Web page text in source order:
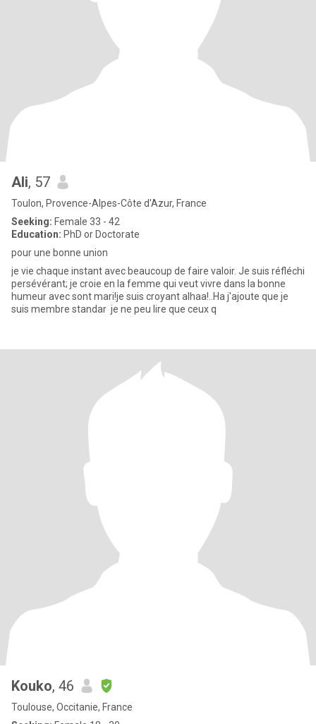
Ali, 57
Toulon, Provence-Alpes-Côte d'Azur, France
Seeking: Female 33 - 42
Education: PhD or Doctorate
pour une bonne union
je vie chaque instant avec beaucoup de faire valoir. Je suis réfléchi
persévérant; je croie en la femme qui veut vivre dans la bonne
humeur avec sont mari!je suis croyant alhaa!..Ha j'ajoute que je
suis membre standar je ne peu lire que ceux q
Kouko, 46
Toulouse, Occitanie, France